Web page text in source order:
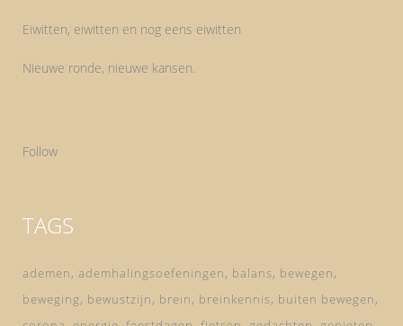
Eiwitten, eiwitten en nog eens eiwitten
Nieuwe ronde, nieuwe kansen.
Follow
TAGS
ademen ademhalingsoefeningen balans bewegen
beweging
bewustzijn brein breinkennis buiten bewegen